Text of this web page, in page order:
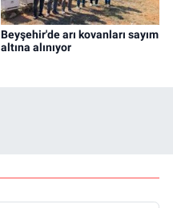
Beyşehir'de arı kovanları sayım
altına alınıyor